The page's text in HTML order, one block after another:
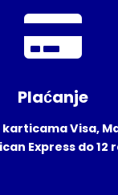
Plaćanje
Visa,
Express do 12